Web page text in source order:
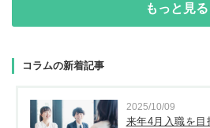
もっと見る
コラムの新着記事
2025/10/09
来年4月入職を